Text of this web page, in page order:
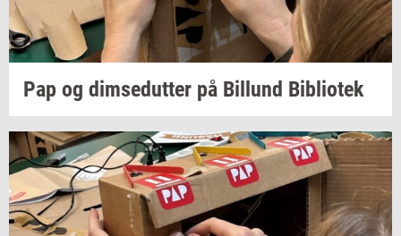
Pap og dim­se­dut­ter på Bil­lund Bi­bli­o­tek